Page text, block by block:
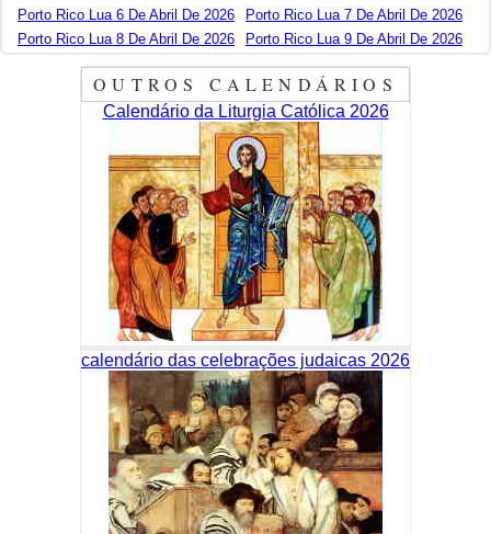
Porto Rico Lua 6 De Abril De 2026
Porto Rico Lua 7 De Abril De 2026
Porto Rico Lua 8 De Abril De 2026
Porto Rico Lua 9 De Abril De 2026
OUTROS CALENDÁRIOS
Calendário da Liturgia Católica 2026
calendário das celebrações judaicas 2026